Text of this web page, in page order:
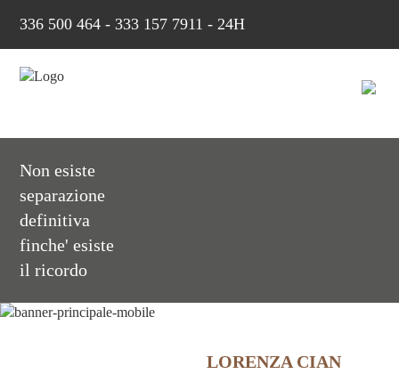
336 500 464 - 333 157 7911 - 24H
Non esiste
separazione
definitiva
finche' esiste
il ricordo
LORENZA CIAN